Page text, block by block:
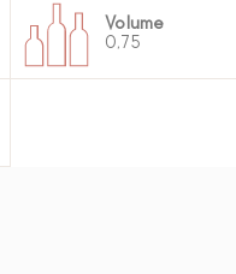
Volume
0,75